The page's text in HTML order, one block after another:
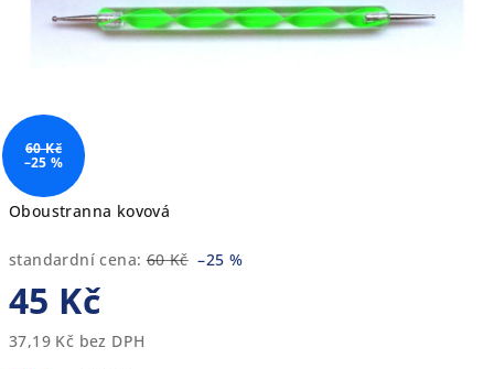
Oboustranna kovová
standardní cena: 60 Kč –25 %
45 Kč
37,19 Kč bez DPH
60 Kč
–25 %